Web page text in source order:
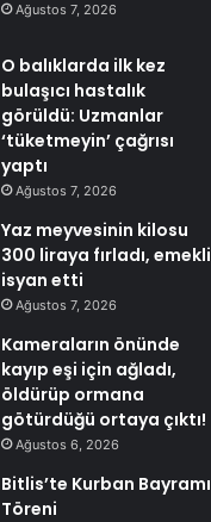
Ağustos 7, 2026
O balıklarda ilk kez
bulaşıcı hastalık
görüldü: Uzmanlar
‘tüketmeyin’ çağrısı
yaptı
Ağustos 7, 2026
Yaz meyvesinin kilosu
300 liraya fırladı, emekli
isyan etti
Ağustos 7, 2026
Kameraların önünde
kayıp eşi için ağladı,
öldürüp ormana
götürdüğü ortaya çıktı!
Ağustos 6, 2026
Bitlis’te Kurban Bayramı
Töreni